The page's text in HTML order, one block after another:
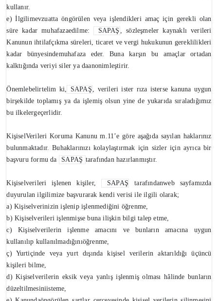
kullanır.
e) İlgilimevzuatta öngörülen veya işlendikleri amaç için gerekli olan
süre kadar muhafazaedilme:
SAPAŞ , sözleşmeler kaynaklı verileri
Kanunun ihtilafçıkma süreleri, ticaret ve vergi hukukunun gereklilikleri
kadar bünyesindemuhafaza eder. Buna karşın bu amaçlar ortadan
kalktığında veriyi siler ya daanonimleştirir.
Önemlebelirtelim ki, SAPAŞ , verileri ister rıza isterse kanuna uygun
birşekilde toplamış ya da işlemiş olsun yine de yukarıda sıraladığımız
bu ilkelergeçerlidir.
KişiselVerileri Koruma Kanunu m.11’e göre aşağıda sayılan haklarınız
bulunmaktadır. Buhaklarınızı kolaylaştırmak için sizler için ayrıca bir
başvuru formu da
SAPAŞ tarafından hazırlanmıştır.
Kişiselverileri işlenen kişiler, SAPAŞ
tarafındanweb sayfamızda
duyurulan ilgilimize başvurarak kendi verisi ile ilgili olarak;
a) Kişiselverinizin işlenip işlenmediğini öğrenme,
b) Kişiselverileri işlenmişse buna ilişkin bilgi talep etme,
c) Kişiselverilerin işlenme amacını ve bunların amacına uygun
kullanılıp kullanılmadığınıöğrenme,
ç) Yurtiçinde veya yurt dışında kişisel verilerin aktarıldığı üçüncü
kişileri bilme,
d) Kişiselverilerin eksik veya yanlış işlenmiş olması hâlinde bunların
düzeltilmesiniisteme,